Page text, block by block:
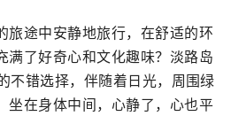
旅途中安静地旅行，在舒适的环
满了好奇心和文化趣味？淡路岛
不错选择，伴随着日光，周围绿
坐在身体中间，心静了，心也平